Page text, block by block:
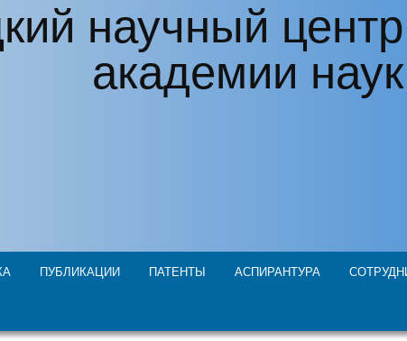
научный
академии наук
ПУБЛИКАЦИИ ПАТЕНТЫ АСПИРАНТУРА